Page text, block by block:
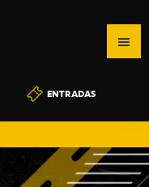
ENTRADAS